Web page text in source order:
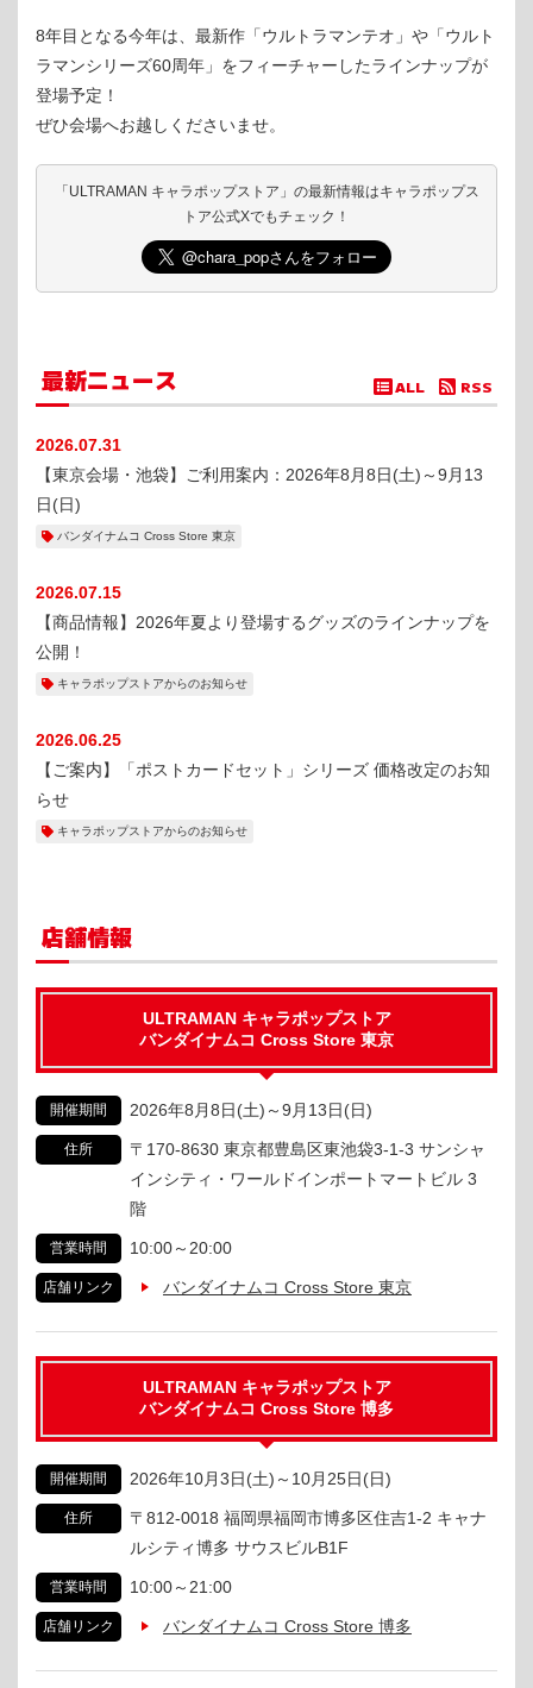
8年目となる今年は、最新作「ウルトラマンテオ」や「ウルト
ラマンシリーズ60周年」をフィーチャーしたラインナップが
登場予定！
ぜひ会場へお越しくださいませ。
「ULTRAMAN キャラポップストア」の最新情報はキャラポップス
トア公式Xでもチェック！
最新ニュース ALL RSS
2026.07.31
【東京会場・池袋】ご利用案内：2026年8月8日(土)～9月13
日(日)
バンダイナムコ Cross Store 東京
2026.07.15
【商品情報】2026年夏より登場するグッズのラインナップを
公開！
キャラポップストアからのお知らせ
2026.06.25
【ご案内】「ポストカードセット」シリーズ 価格改定のお知
らせ
キャラポップストアからのお知らせ
店舗情報
ULTRAMAN キャラポップストア
バンダイナムコ Cross Store 東京
開催期間 2026年8月8日(土) ～9月13日(日)
住所
〒170-8630 東京都豊島区東池袋3-1-3 サンシャ
インシティ・ワールドインポートマートビル 3
階
営業時間 10:00～20:00
店舗リンク バンダイナムコ Cross Store 東京
ULTRAMAN キャラポップストア
バンダイナムコ Cross Store 博多
開催期間 2026年10月3日(土) ～ 10月25日(日)
住所
〒812-0018 福岡県福岡市博多区住吉1-2 キャナ
ルシティ博多 サウスビルB1F
営業時間 10:00～21:00
店舗リンク バンダイナムコ Cross Store 博多